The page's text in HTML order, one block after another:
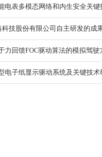
电表多模态网络和内生安全关
科技股份有限公司自主研发的成
力回馈FOC驱动算法的模拟驾
电子纸显示驱动系统及关键技